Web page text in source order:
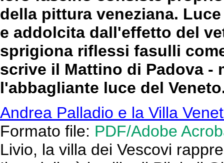
della pittura veneziana.
e addolcita dall'effetto del
sprigiona riflessi fasulli
scrive il Mattino di Padova -
l'abbagliante luce del
Andrea Palladio e la Villa
Formato file: PDF/Adobe
Livio, la villa dei Vescovi